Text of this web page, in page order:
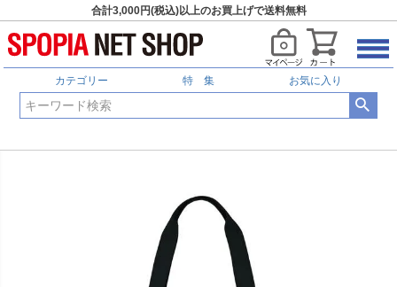
合計3,000円(税込)以上のお買上げで送料無料
カテゴリー 特 集 お気に入り